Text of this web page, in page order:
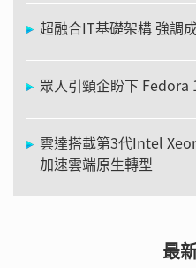
超融合IT基礎架構 強調
眾人引頸企盼下 Fedora
雲達搭載第3代Intel
加速雲端原生轉型
最